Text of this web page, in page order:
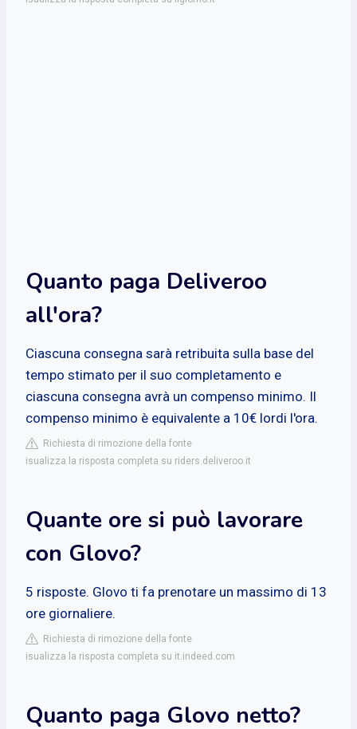
Quanto paga Deliveroo
all'ora?
Ciascuna consegna sarà retribuita sulla base del
tempo stimato per il suo completamento e
ciascuna consegna avrà un compenso minimo. Il
compenso minimo è equivalente a 10€ lordi l'ora.
Richiesta di rimozione della fonte
isualizza la risposta completa su riders.deliveroo.it
Quante ore si può lavorare
con Glovo?
5 risposte. Glovo ti fa prenotare un massimo di 13
ore giornaliere.
Richiesta di rimozione della fonte
isualizza la risposta completa su it.indeed.com
Quanto paga Glovo netto?